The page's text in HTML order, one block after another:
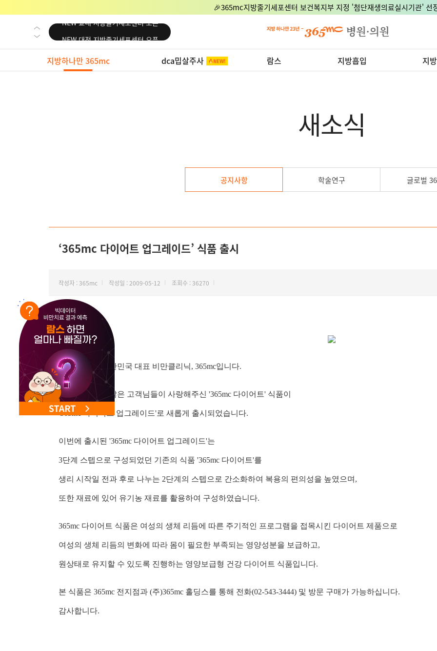
🎉365mc지방줄기세포센터 보건복지부 지정 '첨단재생의료실시기관' 선
NEW 교대 지방줄기세포센터 오픈
NEW 노원 지방줄기세포센터 오픈
NEW 미국 LA점 오픈
지방하나만 365mc dca밉살주사 람스 지방흡입 지
새소식
공지사항 학술연구 글로벌
‘365mc 다이어트 업그레이드’ 식품 출시
작성자 : 365mc 작성일 : 2009-05-12 조회수 : 36270
안녕하세요. 대한민국 대표 비만클리닉, 365mc입니다.
작년 한해동안 많은 고객님들이 사랑해주신 '365mc 다이어트' 식품이
'365mc 다이어트 업그레이드'로 새롭게 출시되었습니다.
이번에 출시된 '365mc 다이어트 업그레이드'는
3단계 스텝으로 구성되었던 기존의 식품 '365mc 다이어트'를
생리 시작일 전과 후로 나누는 2단계의 스텝으로 간소화하여 복용의 편의성을 높였으며,
또한 재료에 있어 유기농 재료를 활용하여 구성하였습니다.
365mc 다이어트 식품은 여성의 생체 리듬에 따른 주기적인 프로그램을 접목시킨 다이어트 제품으로
여성의 생체 리듬의 변화에 따라 몸이 필요한 부족되는 영양성분을 보급하고,
원상태로 유지할 수 있도록 진행하는 영양보급형 건강 다이어트 식품입니다.
본 식품은 365mc 전지점과 (주)365mc 홀딩스를 통해 전화(02-543-3444) 및 방문 구매가 가능하십니다.
감사합니다.